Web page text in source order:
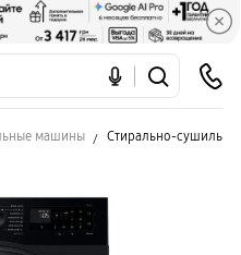
машины Стирально-